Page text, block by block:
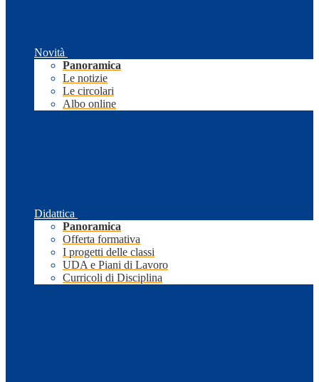
Novità
Panoramica
Le notizie
Le circolari
Albo online
Didattica
Panoramica
Offerta formativa
I progetti delle classi
UDA e Piani di Lavoro
Curricoli di Disciplina